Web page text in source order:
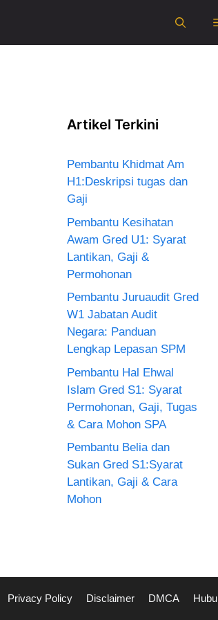
Artikel Terkini
Pembantu Khidmat Am
H1:Deskripsi tugas dan
Gaji
Pembantu Kesihatan
Awam Gred U1: Syarat
Lantikan, Gaji &
Permohonan
Pembantu Juruaudit Gred
W1 Jabatan Audit
Negara: Panduan
Lengkap Lepasan SPM
Pembantu Hal Ehwal
Islam Gred S1: Syarat
Permohonan, Gaji, Tugas
& Cara Mohon SPA
Pembantu Belia dan
Sukan Gred S1:Syarat
Lantikan, Gaji & Cara
Mohon
Privacy Policy Disclaimer DMCA